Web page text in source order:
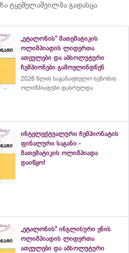
ტყეშელაშვილმა გადასცა
„ეტალონის“ მათემატიკის
ოლიმპიადის ლიდერთა
ათეულები და აბსოლუტური
ჩემპიონები გამოვლინდნენ
2026 წლის საგაზაფხულო სეზონის
ოლიმპიადები დასრულდა
ინტელექტუალური ჩემპიონატის
ფინალური საგანი -
მათემატიკის ოლიმპიადა
დაიწყო!
„ეტალონის“ ინგლისური ენის
ოლიმპიადის ლიდერთა
ათეულები და აბსოლუტური